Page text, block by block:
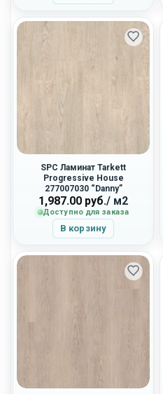
SPC Ламинат Tarkett
Progressive House
277007030 “Danny”
1,987.00 руб./ м2
Доступно для заказа
В корзину